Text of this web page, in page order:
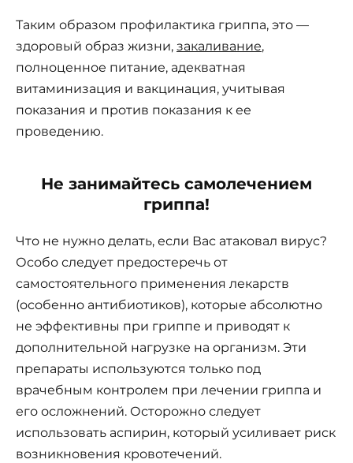
Таким образом профилактика гриппа, это —
здоровый образ жизни, закаливание,
полноценное питание, адекватная
витаминизация и вакцинация, учитывая
показания и против показания к ее
проведению.
Не занимайтесь самолечением
гриппа!
Что не нужно делать, если Вас атаковал вирус?
Особо следует предостеречь от
самостоятельного применения лекарств
(особенно антибиотиков), которые абсолютно
не эффективны при гриппе и приводят к
дополнительной нагрузке на организм. Эти
препараты используются только под
врачебным контролем при лечении гриппа и
его осложнений. Осторожно следует
использовать аспирин, который усиливает риск
возникновения кровотечений.